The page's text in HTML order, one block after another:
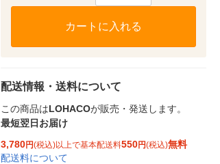
カートに入れる
配送情報・送料について
この商品はLOHACOが販売・発送します。
最短翌日お届け
3,780円(税込)以上で基本配送料550円(税込)無料
配送料について